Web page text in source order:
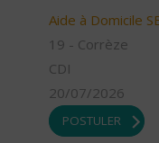
Aide à Domicile
19 - Corrèze
CDI
20/07/2026
POSTULER